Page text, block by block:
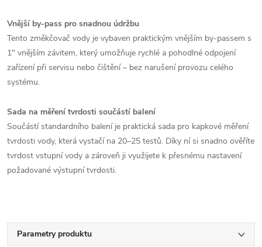
Vnější by-pass pro snadnou údržbu
Tento změkčovač vody je vybaven praktickým vnějším by-passem s
1" vnějším závitem, který umožňuje rychlé a pohodlné odpojení
zařízení při servisu nebo čištění – bez narušení provozu celého
systému.
Sada na měření tvrdosti součástí balení
Součástí standardního balení je praktická sada pro kapkové měření
tvrdosti vody, která vystačí na 20–25 testů. Díky ní si snadno ověříte
tvrdost vstupní vody a zároveň ji využijete k přesnému nastavení
požadované výstupní tvrdosti.
Parametry produktu